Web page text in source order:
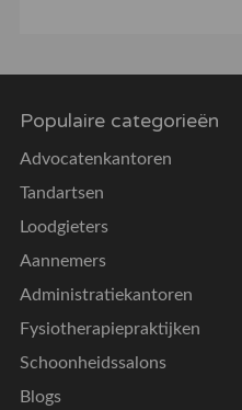
Populaire categorieën
Advocatenkantoren
Tandartsen
Loodgieters
Aannemers
Administratiekantoren
Fysiotherapiepraktijken
Schoonheidssalons
Blogs